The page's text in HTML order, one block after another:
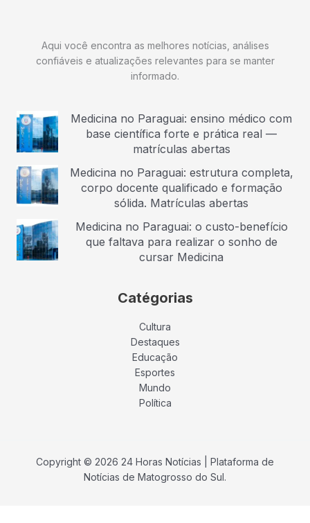
Aqui você encontra as melhores notícias, análises
confiáveis e atualizações relevantes para se manter
informado.
Medicina no Paraguai: ensino médico com
base científica forte e prática real —
matrículas abertas
Medicina no Paraguai: estrutura completa,
corpo docente qualificado e formação
sólida. Matrículas abertas
Medicina no Paraguai: o custo-benefício
que faltava para realizar o sonho de
cursar Medicina
Catégorias
Cultura
Destaques
Educação
Esportes
Mundo
Política
Copyright © 2026 24 Horas Notícias | Plataforma de
Notícias de Matogrosso do Sul.